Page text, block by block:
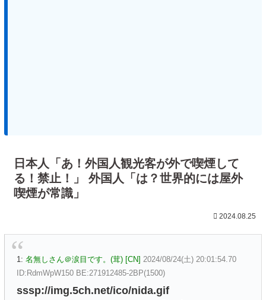
日本人「あ！外国人観光客が外で喫煙して
る！禁止！」 外国人「は？世界的には屋外
喫煙が常識」
2024.08.25
1: 名無しさん＠涙目です。(茸) [CN] 2024/08/24(土) 20:01:54.70
ID:RdmWpW150 BE:271912485-2BP(1500)
sssp://img.5ch.net/ico/nida.gif